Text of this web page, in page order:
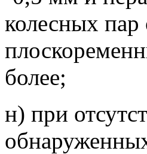
колесных пар
более;
н) при